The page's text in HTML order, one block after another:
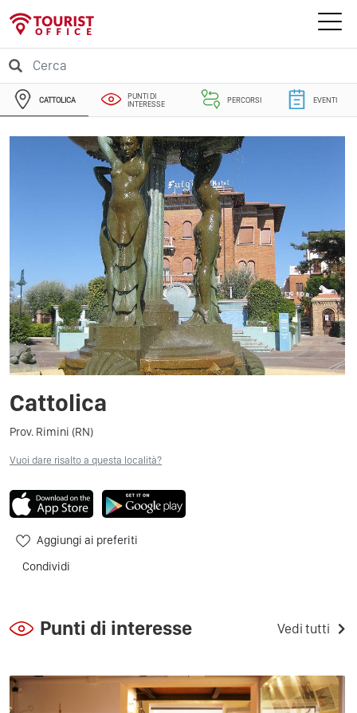
CATTOLICA
PUNTI DI
INTERESSE
PERCORSI EVENTI
Cattolica
Prov. Rimini (RN)
Vuoi dare risalto a questa località?
Aggiungi ai preferiti
Condividi
Punti di interesse Vedi tutti